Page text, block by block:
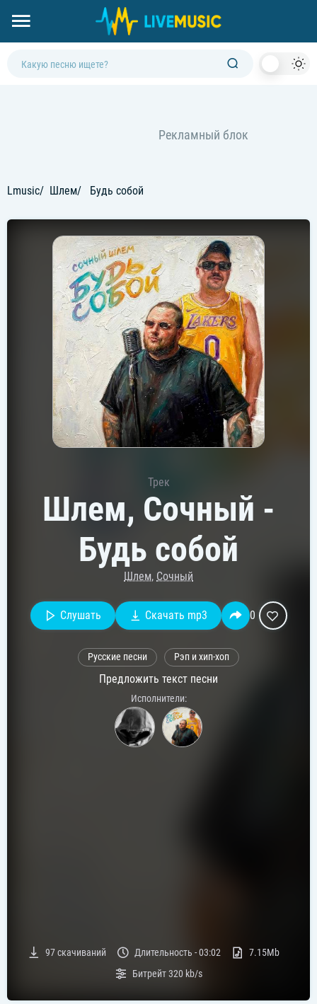
Lmusic Шлем Будь собой
Трек
Шлем, Сочный -
Будь собой
Шлем, Сочный
Слушать Скачать mp3 0
Русские песни Рэп и хип-хоп
Предложить текст песни
Исполнители:
97скачиваний Длительность -03:02
7.15Mb
Битрейт320 kb/s